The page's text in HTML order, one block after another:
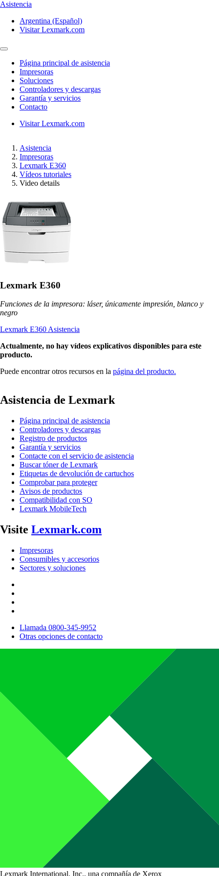
Asistencia
Argentina (Español)
Visitar Lexmark.com
Página principal de asistencia
Impresoras
Soluciones
Controladores y descargas
Garantía y servicios
Contacto
Visitar Lexmark.com
Asistencia
Impresoras
Lexmark E360
Vídeos tutoriales
Video details
Lexmark E360
Funciones de la impresora: láser, únicamente impresión, blanco y
negro
Lexmark E360 Asistencia
Actualmente, no hay vídeos explicativos disponibles para este
producto.
Puede encontrar otros recursos en la página del producto.
Asistencia de Lexmark
Página principal de asistencia
Controladores y descargas
Registro de productos
Garantía y servicios
Contacte con el servicio de asistencia
Buscar tóner de Lexmark
Etiquetas de devolución de cartuchos
Comprobar para proteger
Avisos de productos
Compatibilidad con SO
Lexmark MobileTech
Visite Lexmark.com
Impresoras
Consumibles y accesorios
Sectores y soluciones
Llamada 0800-345-9952
Otras opciones de contacto
Lexmark International, Inc., una compañía de Xerox